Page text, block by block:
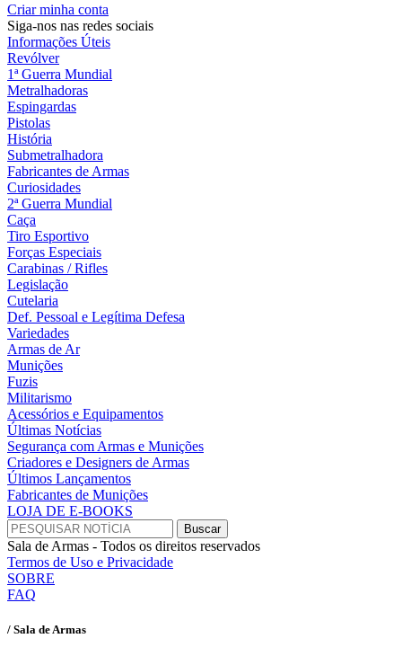
Criar minha conta
Siga-nos nas redes sociais
Informações Úteis
Revólver
1ª Guerra Mundial
Metralhadoras
Espingardas
Pistolas
História
Submetralhadora
Fabricantes de Armas
Curiosidades
2ª Guerra Mundial
Caça
Tiro Esportivo
Forças Especiais
Carabinas / Rifles
Legislação
Cutelaria
Def. Pessoal e Legítima Defesa
Variedades
Armas de Ar
Munições
Fuzis
Militarismo
Acessórios e Equipamentos
Últimas Notícias
Segurança com Armas e Munições
Criadores e Designers de Armas
Últimos Lançamentos
Fabricantes de Munições
LOJA DE E-BOOKS
Sala de Armas - Todos os direitos reservados
Termos de Uso e Privacidade
SOBRE
FAQ
/ Sala de Armas